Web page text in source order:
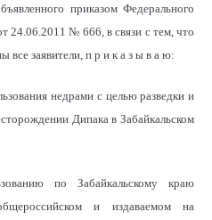
приказом Федерального
24.06.2011 № 666, в связи с тем, что
все заявители, п р и к а з ы в а ю:
недрами с целью разведки и
Дипака в Забайкальском
по Забайкальскому краю
и издаваемом на